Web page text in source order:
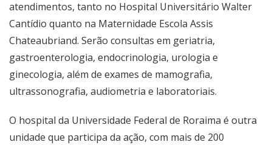
atendimentos, tanto no Hospital Universitário Walter
Cantídio quanto na Maternidade Escola Assis
Chateaubriand. Serão consultas em geriatria,
gastroenterologia, endocrinologia, urologia e
ginecologia, além de exames de mamografia,
ultrassonografia, audiometria e laboratoriais.
O hospital da Universidade Federal de Roraima é outra
unidade que participa da ação, com mais de 200